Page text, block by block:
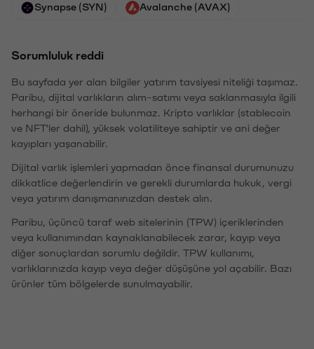
Synapse (SYN) Avalanche (AVAX)
Sorumluluk reddi
Bu sayfada yer alan bilgiler yatırım tavsiyesi niteliği taşımaz.
Paribu, dijital varlıkların alım-satımı veya saklanmasıyla ilgili
herhangi bir öneride bulunmaz. Kripto varlıklar (stablecoin
ve NFT'ler dahil), yüksek volatiliteye sahiptir ve ani değer
kayıpları yaşanabilir.
Dijital varlık işlemleri yapmadan önce finansal durumunuzu
dikkatlice değerlendirin ve gerekli durumlarda hukuk, vergi
veya yatırım danışmanınızdan destek alın.
Paribu, üçüncü taraf web sitelerinin (TPW) içeriklerinden
veya kullanımından kaynaklanabilecek zarar, kayıp veya
diğer sonuçlardan sorumlu değildir. TPW kullanımı,
varlıklarınızda kayıp veya değer düşüşüne yol açabilir. Bazı
ürünler tüm bölgelerde sunulmayabilir.